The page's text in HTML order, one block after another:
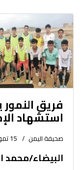
فريق
استشهاد
صحيفة اليمن 15 تموز/يوليو 2026
البيضاء/محمد